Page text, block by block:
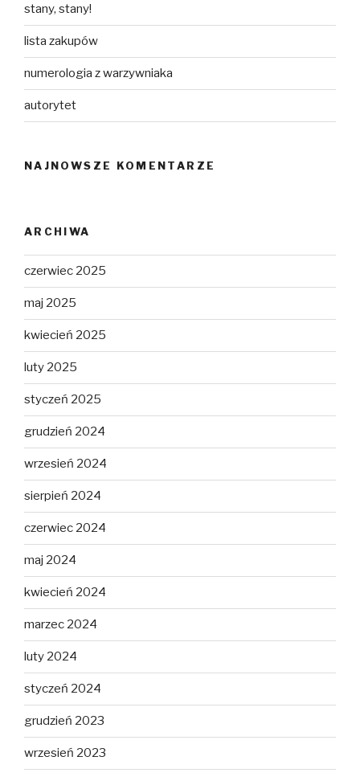
stany, stany!
lista zakupów
numerologia z warzywniaka
autorytet
NAJNOWSZE KOMENTARZE
ARCHIWA
czerwiec 2025
maj 2025
kwiecień 2025
luty 2025
styczeń 2025
grudzień 2024
wrzesień 2024
sierpień 2024
czerwiec 2024
maj 2024
kwiecień 2024
marzec 2024
luty 2024
styczeń 2024
grudzień 2023
wrzesień 2023